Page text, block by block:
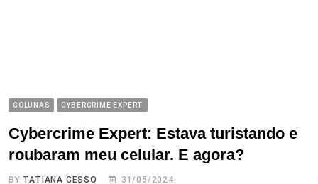
COLUNAS CYBERCRIME EXPERT
Cybercrime Expert: Estava turistando e
roubaram meu celular. E agora?
BY TATIANA CESSO 31/05/2024